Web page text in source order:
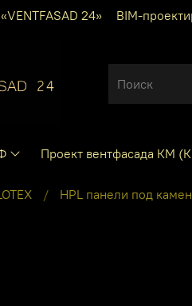
24» BIM-
Проект вентфасада КМ
HPL панели под